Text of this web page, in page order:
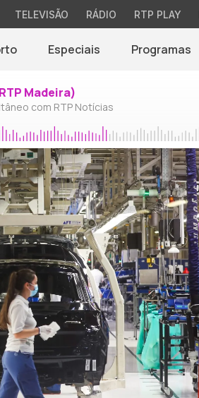
TELEVISÃO RÁDIO RTP PLAY
Especiais Programas
Madeira)
com RTP Notícias